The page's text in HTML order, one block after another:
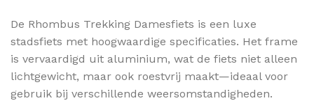
De Rhombus Trekking Damesfiets is een luxe
stadsfiets met hoogwaardige specificaties. Het frame
is vervaardigd uit aluminium, wat de fiets niet alleen
lichtgewicht, maar ook roestvrij maakt—ideaal voor
gebruik bij verschillende weersomstandigheden.